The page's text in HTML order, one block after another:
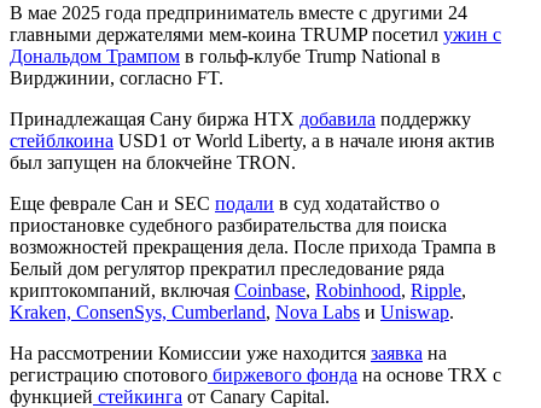
В мае 2025 года предприниматель вместе с другими 24
главными держателями мем-коина TRUMP посетил ужин с
Дональдом Трампом в гольф-клубе Trump National в
Вирджинии, согласно FT.
Принадлежащая Сану биржа HTX добавила поддержку
стейблкоина USD1 от World Liberty, а в начале июня актив
был запущен на блокчейне TRON.
Еще феврале Сан и SEC подали в суд ходатайство о
приостановке судебного разбирательства для поиска
возможностей прекращения дела. После прихода Трампа в
Белый дом регулятор прекратил преследование ряда
криптокомпаний, включая Coinbase, Robinhood, Ripple,
Kraken, ConsenSys, Cumberland, Nova Labs и Uniswap.
На рассмотрении Комиссии уже находится заявка на
регистрацию спотового биржевого фонда на основе TRX с
функцией стейкинга от Canary Capital.